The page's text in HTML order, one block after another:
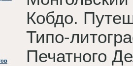
Кобдо.
Типо-
Печатного